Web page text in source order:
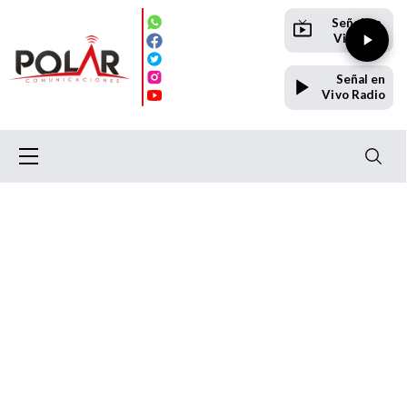
Señal en
Vivo TV
Señal en
Vivo Radio